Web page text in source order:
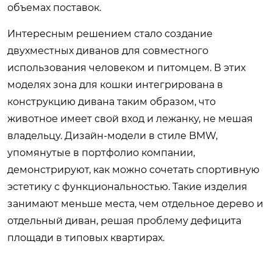
объемах поставок.
Интересным решением стало создание
двухместных диванов для совместного
использования человеком и питомцем. В этих
моделях зона для кошки интегрирована в
конструкцию дивана таким образом, что
животное имеет свой вход и лежанку, не мешая
владельцу. Дизайн-модели в стиле BMW,
упомянутые в портфолио компании,
демонстрируют, как можно сочетать спортивную
эстетику с функциональностью. Такие изделия
занимают меньше места, чем отдельное дерево и
отдельный диван, решая проблему дефицита
площади в типовых квартирах.